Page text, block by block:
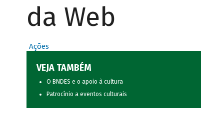
da Web
Ações
VEJA TAMBÉM
O BNDES e o apoio à cultura
Patrocínio a eventos culturais